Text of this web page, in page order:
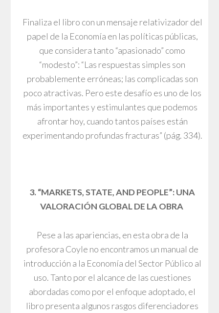
Finaliza el libro con un mensaje relativizador del
papel de la Economía en las políticas públicas,
que considera tanto “apasionado” como
“modesto”: “Las respuestas simples son
probablemente erróneas; las complicadas son
poco atractivas. Pero este desafío es uno de los
más importantes y estimulantes que podemos
afrontar hoy, cuando tantos países están
experimentando profundas fracturas” (pág. 334).
3. “MARKETS, STATE, AND PEOPLE”: UNA
VALORACIÓN GLOBAL DE LA OBRA
Pese a las apariencias, en esta obra de la
profesora Coyle no encontramos un manual de
introducción a la Economía del Sector Público al
uso. Tanto por el alcance de las cuestiones
abordadas como por el enfoque adoptado, el
libro presenta algunos rasgos diferenciadores